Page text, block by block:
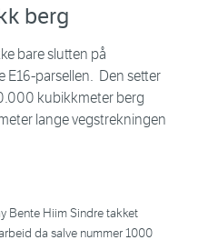
berg
bare slutten på
E16-parsellen. Den setter
kubikkmeter berg
lange vegstrekningen
Bente Hiim Sindre takket
da salve nummer 1000